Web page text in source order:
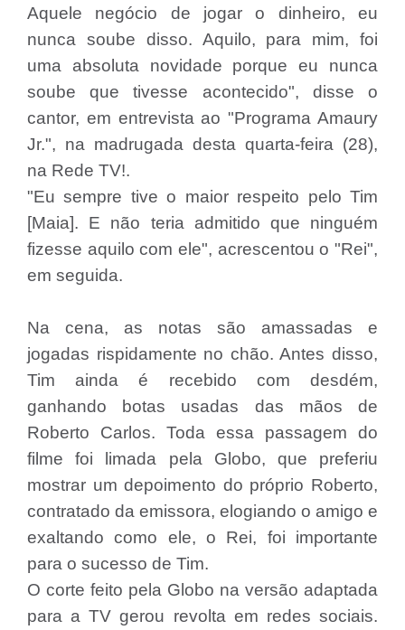
Aquele negócio de jogar o dinheiro, eu
nunca soube disso. Aquilo, para mim, foi
uma absoluta novidade porque eu nunca
soube que tivesse acontecido", disse o
cantor, em entrevista ao "Programa Amaury
Jr.", na madrugada desta quarta-feira (28),
na Rede TV!.
"Eu sempre tive o maior respeito pelo Tim
[Maia]. E não teria admitido que ninguém
fizesse aquilo com ele", acrescentou o "Rei",
em seguida.
Na cena, as notas são amassadas e
jogadas rispidamente no chão. Antes disso,
Tim ainda é recebido com desdém,
ganhando botas usadas das mãos de
Roberto Carlos. Toda essa passagem do
filme foi limada pela Globo, que preferiu
mostrar um depoimento do próprio Roberto,
contratado da emissora, elogiando o amigo e
exaltando como ele, o Rei, foi importante
para o sucesso de Tim.
O corte feito pela Globo na versão adaptada
para a TV gerou revolta em redes sociais.